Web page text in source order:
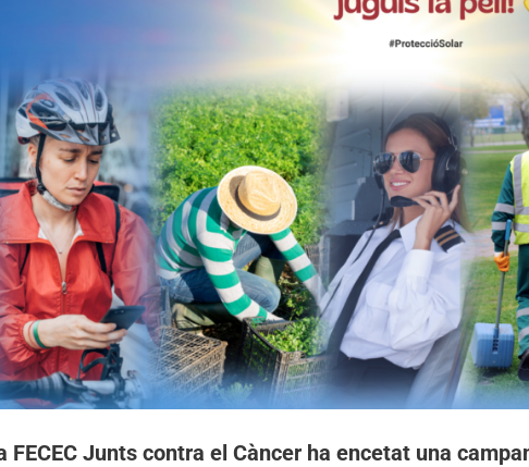
FECEC Junts contra el Càncer ha encetat una